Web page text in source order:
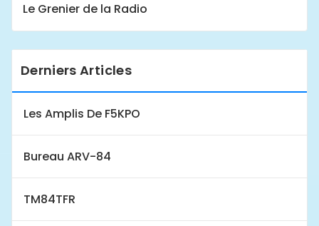
Le Grenier de la Radio
Derniers Articles
Les Amplis De F5KPO
Bureau ARV-84
TM84TFR